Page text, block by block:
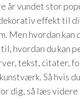
år vundet stor
effekt til
Men hvordan
hvordan du kan
tekst, citater,
Så hvis
dig, så læs